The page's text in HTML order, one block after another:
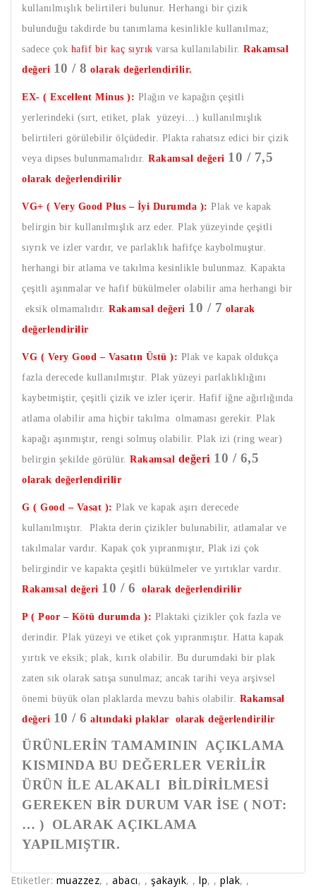
kullanılmışlık belirtileri bulunur. Herhangi bir çizik
bulunduğu takdirde bu tanımlama kesinlikle kullanılmaz;
sadece çok hafif bir kaç sıyrık varsa kullanılabilir. Rakamsal
değeri 10 / 8 olarak değerlendirilir.
EX- ( Excellent Minus ): Plağın ve kapağın çeşitli
yerlerindeki (sırt, etiket, plak yüzeyi…) kullanılmışlık
belirtileri görülebilir ölçüdedir. Plakta rahatsız edici bir çizik
veya dipses bulunmamalıdır. Rakamsal değeri 10 / 7,5
olarak değerlendirilir
VG+ ( Very Good Plus – İyi Durumda ): Plak ve kapak
belirgin bir kullanılmışlık arz eder. Plak yüzeyinde çeşitli
sıyrık ve izler vardır, ve parlaklık hafifçe kaybolmuştur.
herhangi bir atlama ve takılma kesinlikle bulunmaz. Kapakta
çeşitli aşınmalar ve hafif bükülmeler olabilir ama herhangi bir
eksik olmamalıdır. Rakamsal değeri 10 / 7 olarak
değerlendirilir
VG ( Very Good – Vasatın Üstü ): Plak ve kapak oldukça
fazla derecede kullanılmıştır. Plak yüzeyi parlaklıklığını
kaybetmiştir, çeşitli çizik ve izler içerir. Hafif iğne ağırlığında
atlama olabilir ama hiçbir takılma olmaması gerekir. Plak
kapağı aşınmıştır, rengi solmuş olabilir. Plak izi (ring wear)
belirgin şekilde görülür. Rakamsal değeri 10 / 6,5
olarak değerlendirilir
G ( Good – Vasat ): Plak ve kapak aşırı derecede
kullanılmıştır. Plakta derin çizikler bulunabilir, atlamalar ve
takılmalar vardır. Kapak çok yıpranmıştır, Plak izi çok
belirgindir ve kapakta çeşitli bükülmeler ve yırtıklar vardır.
Rakamsal değeri 10 / 6 olarak değerlendirilir
P ( Poor – Kötü durumda ): Plaktaki çizikler çok fazla ve
derindir. Plak yüzeyi ve etiket çok yıpranmıştır. Hatta kapak
yırtık ve eksik; plak, kırık olabilir. Bu durumdaki bir plak
zaten sık olarak satışa sunulmaz; ancak tarihi veya arşivsel
önemi büyük olan plaklarda mevzu bahis olabilir. Rakamsal
değeri 10 / 6 altındaki plaklar olarak değerlendirilir
ÜRÜNLERİN TAMAMININ AÇIKLAMA
KISMINDA BU DEĞERLER VERİLİR
ÜRÜN İLE ALAKALI BİLDİRİLMESİ
GEREKEN BİR DURUM VAR İSE ( NOT:
… ) OLARAK AÇIKLAMA
YAPILMIŞTIR.
Etiketler: muazzez, , abacı, , şakayık, , lp, , plak, ,